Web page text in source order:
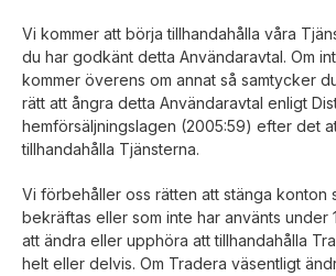
Vi kommer att börja tillhandahålla våra
du har godkänt detta Användaravtal. Om
kommer överens om annat så samtycker
rätt att ångra detta Användaravtal enligt
hemförsäljningslagen (2005:59) efter det
tillhandahålla Tjänsterna.
Vi förbehåller oss rätten att stänga konton
bekräftas eller som inte har använts under
att ändra eller upphöra att tillhandahålla
helt eller delvis. Om Tradera väsentligt